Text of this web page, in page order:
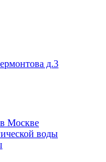
д.3
Москве
воды